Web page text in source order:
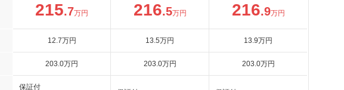
215.7万円 216.5万円 216.9万円
12.7万円 13.5万円 13.9万円
203.0万円 203.0万円 203.0万円
保証付